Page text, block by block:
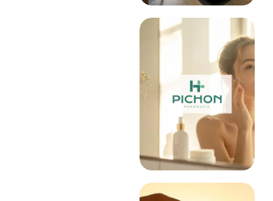
Lire l'article
Stratégie SEA
pour une
pharmacie